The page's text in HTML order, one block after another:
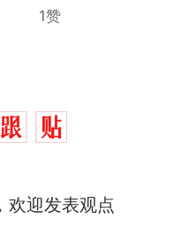
1赞
欢迎发表观点
？
因老师一句“跟我回家